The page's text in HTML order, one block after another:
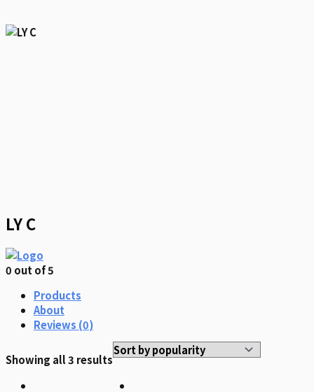
LY C
0 out of 5
Products
About
Reviews (0)
Showing all 3 results